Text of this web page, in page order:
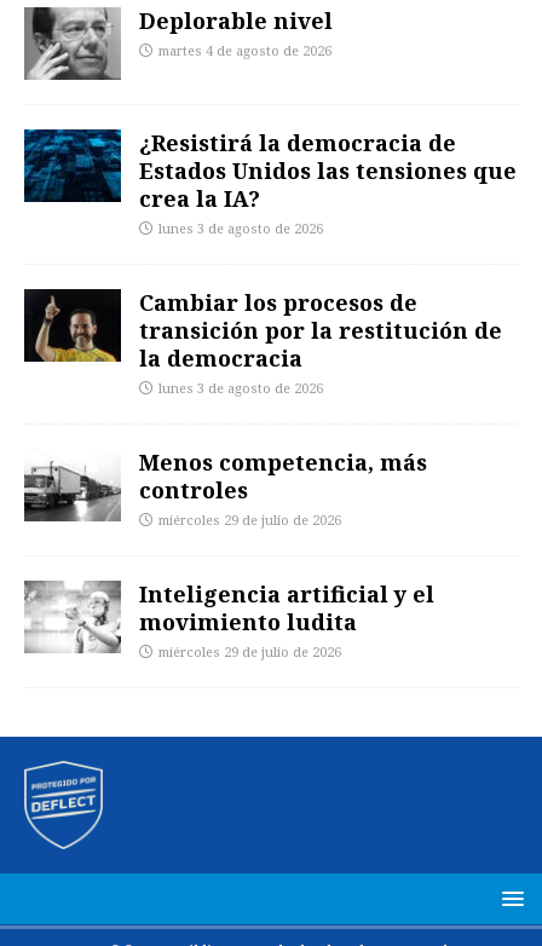
Deplorable nivel
martes 4 de agosto de 2026
¿Resistirá la democracia de
Estados Unidos las tensiones que
crea la IA?
lunes 3 de agosto de 2026
Cambiar los procesos de
transición por la restitución de
la democracia
lunes 3 de agosto de 2026
Menos competencia, más
controles
miércoles 29 de julio de 2026
Inteligencia artificial y el
movimiento ludita
miércoles 29 de julio de 2026